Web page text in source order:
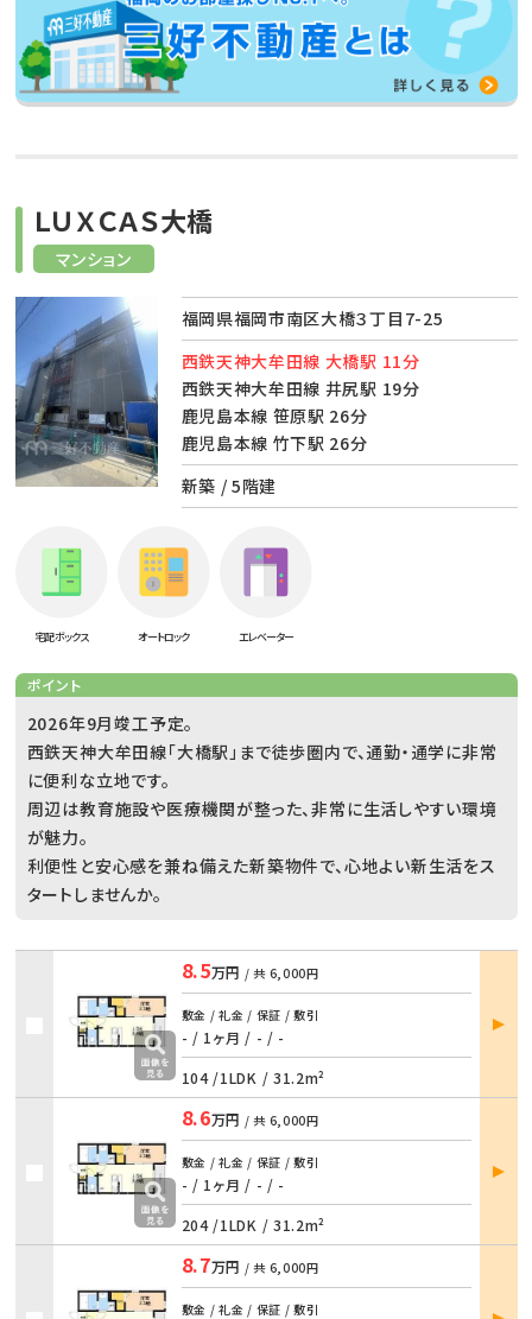
マンション
ＬＵＸＣＡＳ大橋
福岡県福岡市南区大橋３丁目7-25
西鉄天神大牟田線 大橋駅 11分
西鉄天神大牟田線 井尻駅 19分
鹿児島本線 笹原駅 26分
鹿児島本線 竹下駅 26分
新築 / 5階建
宅配ボックス オートロック エレベーター
ポイント
2026年9月竣工予定。
西鉄天神大牟田線「大橋駅」まで徒歩圏内で、通勤・通学に非常
に便利な立地です。
周辺は教育施設や医療機関が整った、非常に生活しやすい環境
が魅力。
利便性と安心感を兼ね備えた新築物件で、心地よい新生活をス
タートしませんか。
8.5万円 / 共 6,000円
敷金 / 礼金 / 保証 / 敷引
- / 1ヶ月 / - / -
104 /1LDK / 31.2m²
部屋
詳細
8.6万円 / 共 6,000円
敷金 / 礼金 / 保証 / 敷引
- / 1ヶ月 / - / -
204 /1LDK / 31.2m²
部屋
詳細
8.7万円 / 共 6,000円
敷金 / 礼金 / 保証 / 敷引
部屋